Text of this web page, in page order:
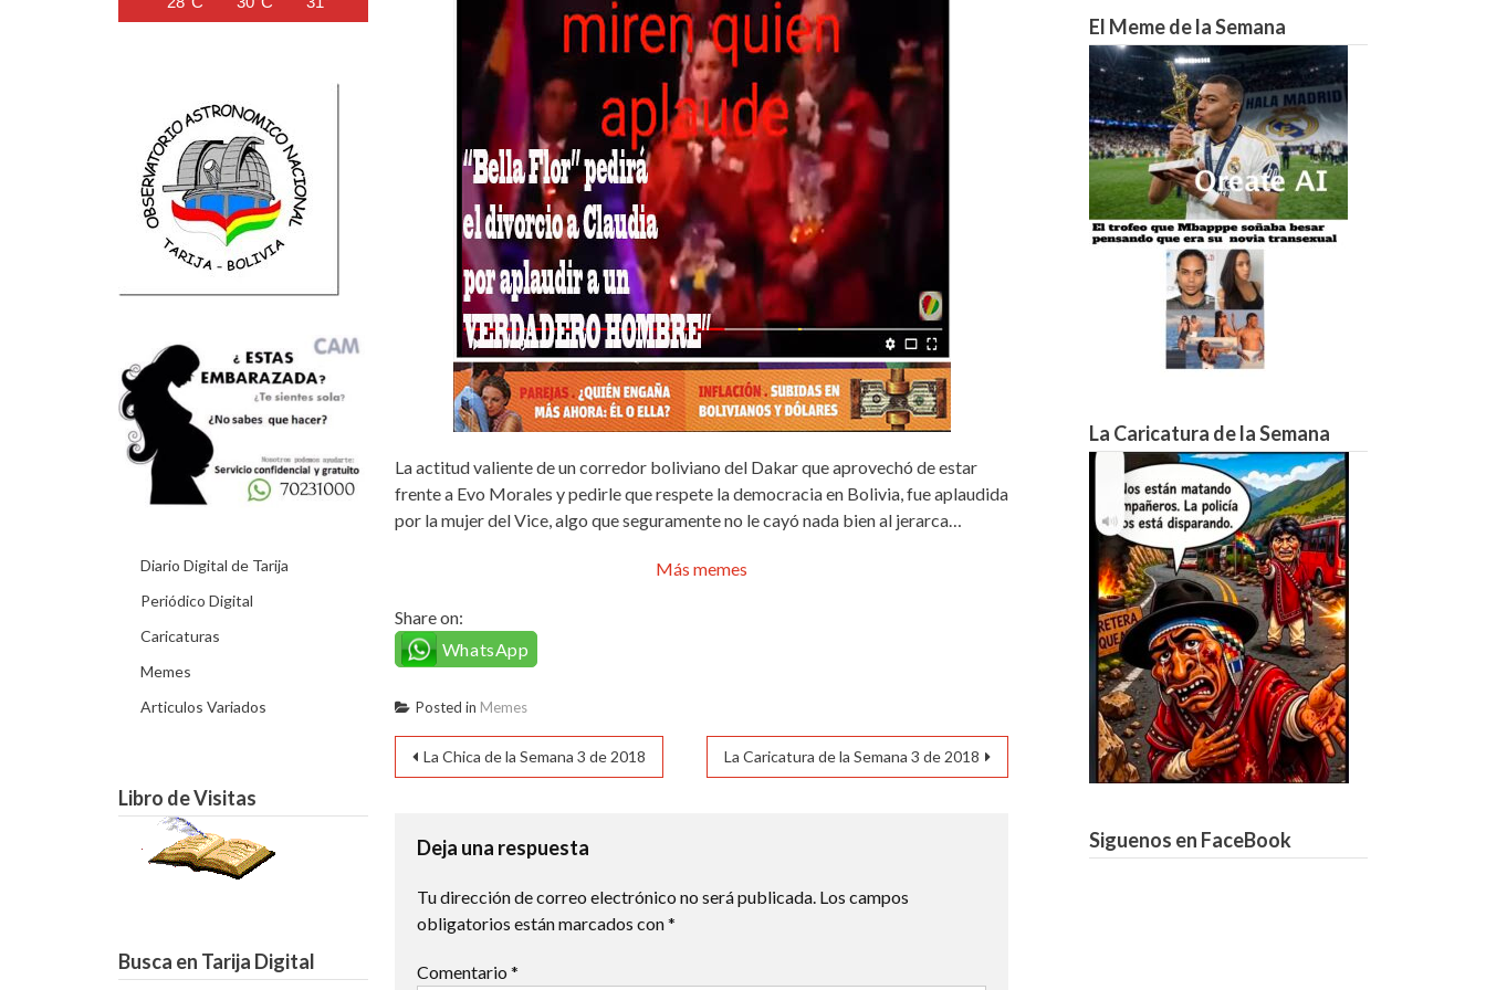
La actitud valiente de un corredor boliviano del Dakar que aprovechó de estar
frente a Evo Morales y pedirle que respete la democracia en Bolivia, fue aplaudida
por la mujer del Vice, algo que seguramente no le cayó nada bien al jerarca…
Más memes
Share on:
WhatsApp
Posted in Memes
Navegación
entradas
La Chica de la Semana 3 de 2018 La Caricatura de la Semana 3 de 2018
Deja una respuesta
Tu dirección de correo electrónico no será publicada. Los campos
obligatorios están marcados con*
Comentario *
Diario Digital de Tarija
Periódico Digital
Caricaturas
Memes
Articulos Variados
Libro de Visitas
Busca en Tarija Digital
El Meme de la Semana
La Caricatura de la Semana
Siguenos en FaceBook